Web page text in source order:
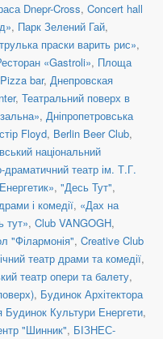
Dnepr-Cross, Concert hall
, Парк Зелений Гай,
праски варить рис»,
«Gastroli», Площа
bar, Днепровская
, Театральний поверх в
, Дніпропетровська
Floyd, Berlin Beer Club,
національний
драматичний театр ім. Т.Г.
, "Десь Тут",
і комедії, «Дах на
тут», Club VANGOGH,
"Філармонія", Creative Club
театр драми та комедії,
театр опери та балету,
, Будинок Архітектора
Будинок Культури Енергети,
"Шинник", БІЗНЕС-